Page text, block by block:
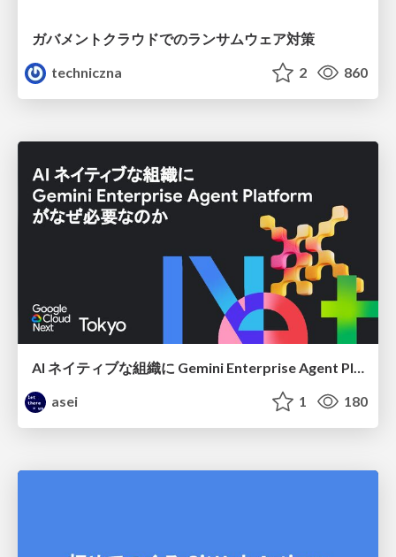
ガバメントクラウドでのランサムウェア対策
techniczna
2 860
AI ネイティブな組織に Gemini Enterprise Agent Platform がなぜ必要なのか
asei
1 180